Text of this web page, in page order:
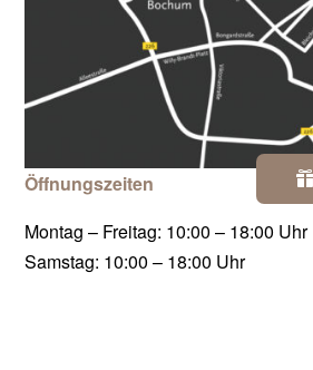
Öffnungszeiten
Montag – Freitag: 10:00 – 18:00 Uhr
Samstag: 10:00 – 18:00 Uhr